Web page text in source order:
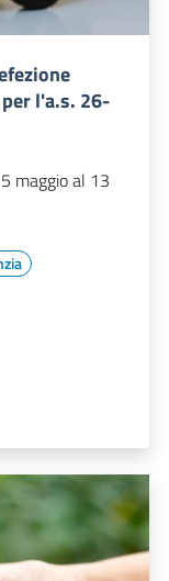
l'a.s. 26-
maggio al 13